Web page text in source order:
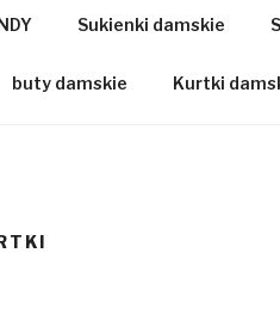
Sukienki damskie
buty damskie Kurtki